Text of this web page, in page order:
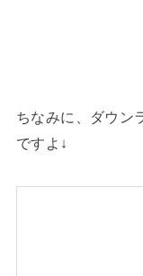
ちなみに、ダウン
ですよ↓